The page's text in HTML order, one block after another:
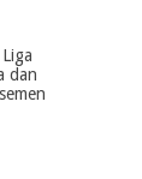
dan